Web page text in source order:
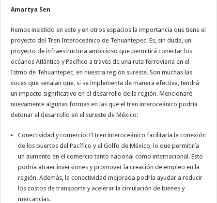
Amartya Sen
Hemos insistido en este y en otros espacios la importancia que tiene el
proyecto del Tren Interoceánico de Tehuantepec. Es, sin duda, un
proyecto de infraestructura ambicioso que permitirá conectar los
océanos Atlántico y Pacífico a través de una ruta ferroviaria en el
Istmo de Tehuantepec, en nuestra región sureste. Son muchas las
voces que señalan que, si se implementa de manera efectiva, tendrá
un impacto significativo en el desarrollo de la región. Mencionaré
nuevamente algunas formas en las que el tren interoceánico podría
detonar el desarrollo en el sureste de México:
Conectividad y comercio: El tren interoceánico facilitaría la conexión
de los puertos del Pacífico y el Golfo de México, lo que permitiría
un aumento en el comercio tanto nacional como internacional. Esto
podría atraer inversiones y promover la creación de empleo en la
región. Además, la conectividad mejorada podría ayudar a reducir
los costos de transporte y acelerar la circulación de bienes y
mercancías.